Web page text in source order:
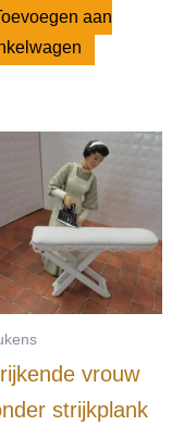
aan
vrouw
strijkplank